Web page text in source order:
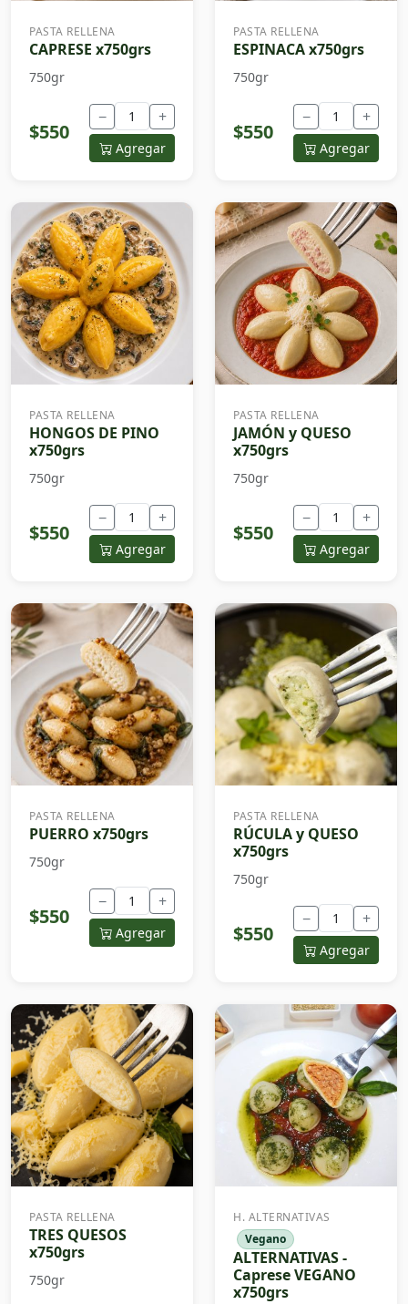
PASTA RELLENA
CAPRESE x750grs
750gr
$550
− +
Agregar
PASTA RELLENA
ESPINACA x750grs
750gr
$550
− +
Agregar
PASTA RELLENA
HONGOS DE PINO
x750grs
750gr
$550
− +
Agregar
PASTA RELLENA
JAMÓN y QUESO
x750grs
750gr
$550
− +
Agregar
PASTA RELLENA
PUERRO x750grs
750gr
$550
− +
Agregar
PASTA RELLENA
RÚCULA y QUESO
x750grs
750gr
$550
− +
Agregar
PASTA RELLENA
TRES QUESOS
x750grs
750gr
H. ALTERNATIVAS
Vegano
ALTERNATIVAS -
Caprese VEGANO
x750grs